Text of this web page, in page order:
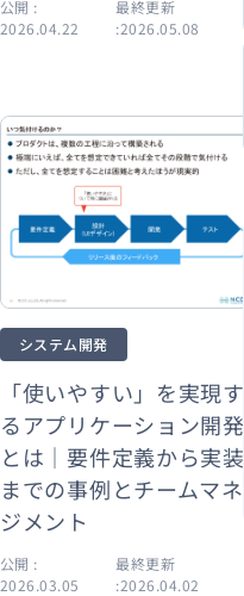
公開 :
2026.04.22
最終更新
:2026.05.08
システム開発
「使いやすい」を実現す
るアプリケーション開発
とは｜要件定義から実装
までの事例とチームマネ
ジメント
公開 :
2026.03.05
最終更新
:2026.04.02